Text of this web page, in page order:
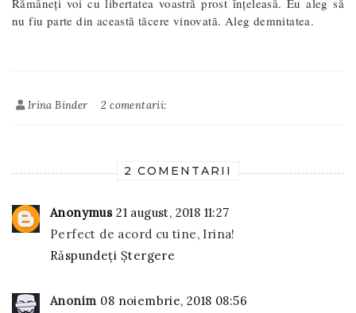
nu fiu parte din această tăcere vinovată. Aleg demnitatea.
Irina Binder 2 comentarii:
2 COMENTARII
Anonymus 21 august, 2018 11:27
Perfect de acord cu tine, Irina!
Răspundeți Ștergere
Anonim 08 noiembrie, 2018 08:56